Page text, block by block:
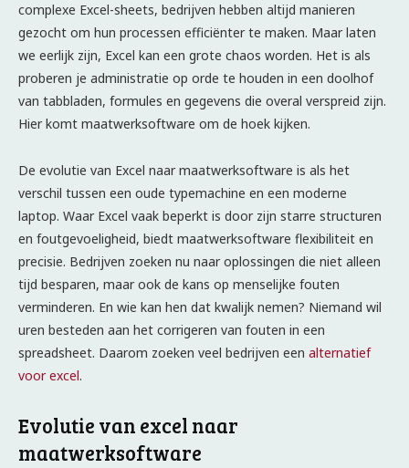
complexe Excel-sheets, bedrijven hebben altijd manieren
gezocht om hun processen efficiënter te maken. Maar laten
we eerlijk zijn, Excel kan een grote chaos worden. Het is als
proberen je administratie op orde te houden in een doolhof
van tabbladen, formules en gegevens die overal verspreid zijn.
Hier komt maatwerksoftware om de hoek kijken.
De evolutie van Excel naar maatwerksoftware is als het
verschil tussen een oude typemachine en een moderne
laptop. Waar Excel vaak beperkt is door zijn starre structuren
en foutgevoeligheid, biedt maatwerksoftware flexibiliteit en
precisie. Bedrijven zoeken nu naar oplossingen die niet alleen
tijd besparen, maar ook de kans op menselijke fouten
verminderen. En wie kan hen dat kwalijk nemen? Niemand wil
uren besteden aan het corrigeren van fouten in een
spreadsheet. Daarom zoeken veel bedrijven een alternatief
voor excel.
Evolutie van excel naar
maatwerksoftware